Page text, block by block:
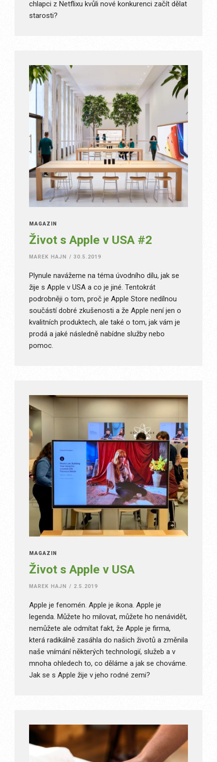
chlapci z Netflixu kvůli nové konkurenci začít dělat
starosti?
MAGAZÍN
Život s Apple v USA #2
MAREK HAJN / 30.5.2019
Plynule navážeme na téma úvodního dílu, jak se
žije s Apple v USA a co je jiné. Tentokrát
podrobněji o tom, proč je Apple Store nedílnou
součástí dobré zkušenosti a že Apple není jen o
kvalitních produktech, ale také o tom, jak vám je
prodá a jaké následně nabídne služby nebo
pomoc.
MAGAZÍN
Život s Apple v USA
MAREK HAJN / 2.5.2019
Apple je fenomén. Apple je ikona. Apple je
legenda. Můžete ho milovat, můžete ho nenávidět,
nemůžete ale odmítat fakt, že Apple je firma,
která radikálně zasáhla do našich životů a změnila
naše vnímání některých technologií, služeb a v
mnoha ohledech to, co děláme a jak se chováme.
Jak se s Apple žije v jeho rodné zemi?